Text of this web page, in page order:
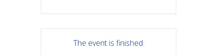
The event is finished.